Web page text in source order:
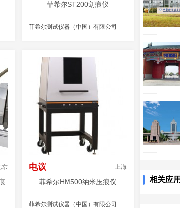
菲希尔ST200划痕仪
菲希尔测试仪器（中国）有限公司
京 电议 上海
菲希尔HM500纳米压痕仪
菲希尔测试仪器（中国）有限公司
相关应用